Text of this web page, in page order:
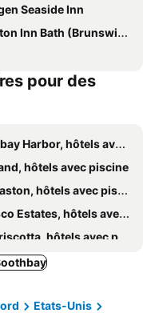
Seaside Inn
Inn Bath (Brunswick Area), ME
pour des
Harbor, hôtels avec piscine
hôtels avec piscine
hôtels avec piscine
Estates, hôtels avec piscine
hôtels avec piscine
hôtels avec piscine
Etats-Unis